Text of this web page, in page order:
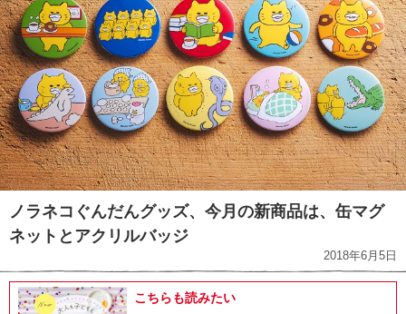
ノラネコぐんだんグッズ、今月の新商品は、缶マグ
ネットとアクリルバッジ
2018年6月5日
こちらも読みたい